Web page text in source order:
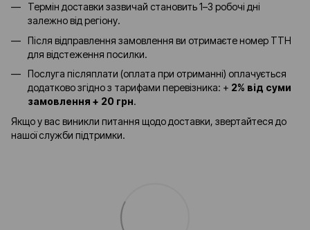
Термін доставки зазвичай становить 1–3 робочі дні
залежно від регіону.
Після відправлення замовлення ви отримаєте номер ТТН
для відстеження посилки.
Послуга післяплати (оплата при отриманні) оплачується
додатково згідно з тарифами перевізника: + 2% від суми
замовлення + 20 грн.
Якщо у вас виникли питання щодо доставки, звертайтеся до
нашої служби підтримки.